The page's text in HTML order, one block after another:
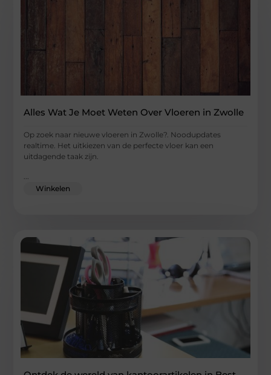
Alles Wat Je Moet Weten Over Vloeren in Zwolle
Op zoek naar nieuwe vloeren in Zwolle?. Noodupdates
realtime. Het uitkiezen van de perfecte vloer kan een
uitdagende taak zijn.
Winkelen